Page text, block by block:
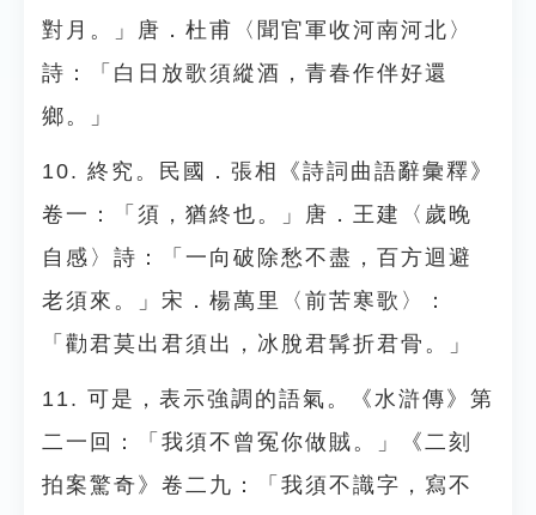
對月。」唐．杜甫〈聞官軍收河南河北〉
詩：「白日放歌須縱酒，青春作伴好還
鄉。」
10. 終究。民國．張相《詩詞曲語辭彙釋》
卷一：「須，猶終也。」唐．王建〈歲晚
自感〉詩：「一向破除愁不盡，百方迴避
老須來。」宋．楊萬里〈前苦寒歌〉：
「勸君莫出君須出，冰脫君髯折君骨。」
11. 可是，表示強調的語氣。《水滸傳》第
二一回：「我須不曾冤你做賊。」《二刻
拍案驚奇》卷二九：「我須不識字，寫不